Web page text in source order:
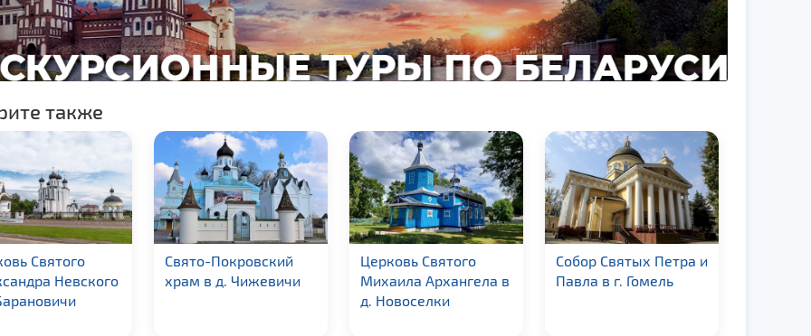
также
Святого
Невского
Свято-Покровский
храм в д. Чижевичи
Церковь Святого
Михаила Архангела в
д. Новоселки
Собор Святых Петра и
Павла в г. Гомель